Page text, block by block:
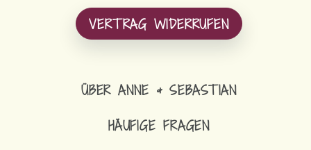
VERTRAG WIDERRUFEN
ÜBER ANNE & SEBASTIAN
HÄUFIGE FRAGEN